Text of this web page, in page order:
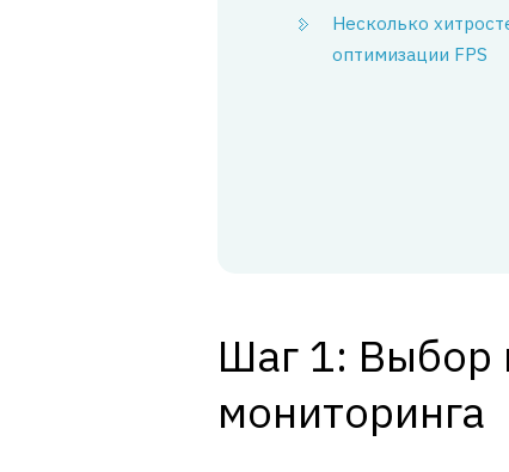
Несколько
оптимизации FPS
Шаг 1: Выбор
мониторинга